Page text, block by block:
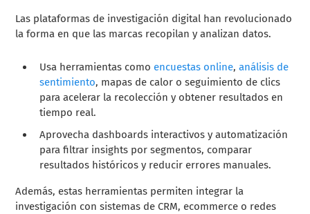
Las plataformas de investigación digital han revolucionado
la forma en que las marcas recopilan y analizan datos.
Usa herramientas como encuestas online,análisis de
sentimiento, mapas de calor o seguimiento de clics
para acelerar la recolección y obtener resultados en
tiempo real.
Aprovecha dashboards interactivos y automatización
para filtrar insights por segmentos, comparar
resultados históricos y reducir errores manuales.
Además, estas herramientas permiten integrar la
investigación con sistemas de CRM, ecommerce o redes